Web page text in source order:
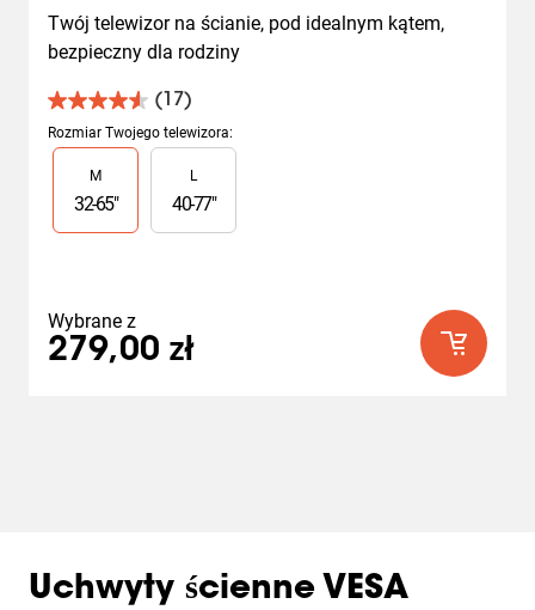
Twój telewizor na ścianie, pod idealnym kątem,
bezpieczny dla rodziny
(17)
4.6
na
5
gwiazdek.
Recenzji
Rozmiar Twojego telewizora:
Slide 1 of 2
M
32-65"
L
40-77"
Wybrane z
279,00 zł
Uchwyty ścienne VESA